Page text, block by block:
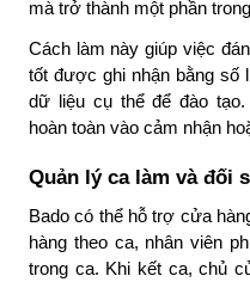
mà trở thành một phần
Cách làm này giúp việc
tốt được ghi nhận bằng số
dữ liệu cụ thể để đào
hoàn toàn vào cảm nhận
Quản lý ca làm và đối
Bado có thể hỗ trợ cửa
hàng theo ca, nhân viên
trong ca. Khi kết ca, chủ